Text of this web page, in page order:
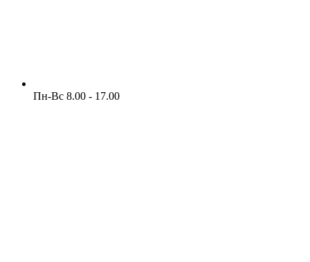
Пн-Вс 8.00 - 17.00